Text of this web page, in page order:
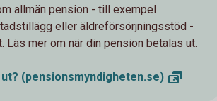
allmän pension - till exempel
eller äldreförsörjningsstöd -
Läs mer om när din pension betalas ut.
(pensionsmyndigheten.se)